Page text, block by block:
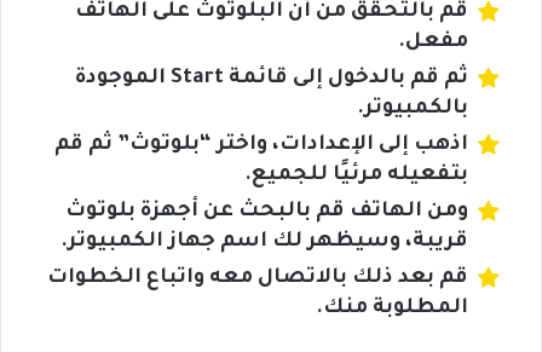
قم بالتحقق من أن البلوتوث على الهاتف
مفعل.
ثم قم بالدخول إلى قائمة Start الموجودة
بالكمبيوتر.
اذهب إلى الإعدادات، واختر “بلوتوث” ثم قم
بتفعيله مرئيًا للجميع.
ومن الهاتف قم بالبحث عن أجهزة بلوتوث
قريبة، وسيظهر لك اسم جهاز الكمبيوتر.
قم بعد ذلك بالاتصال معه واتباع الخطوات
المطلوبة منك.